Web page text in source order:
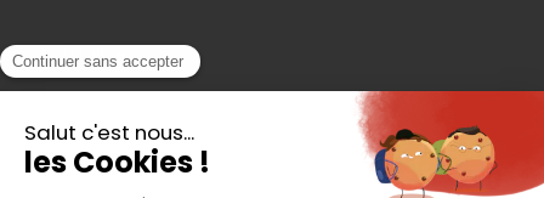
Actualités
Contact